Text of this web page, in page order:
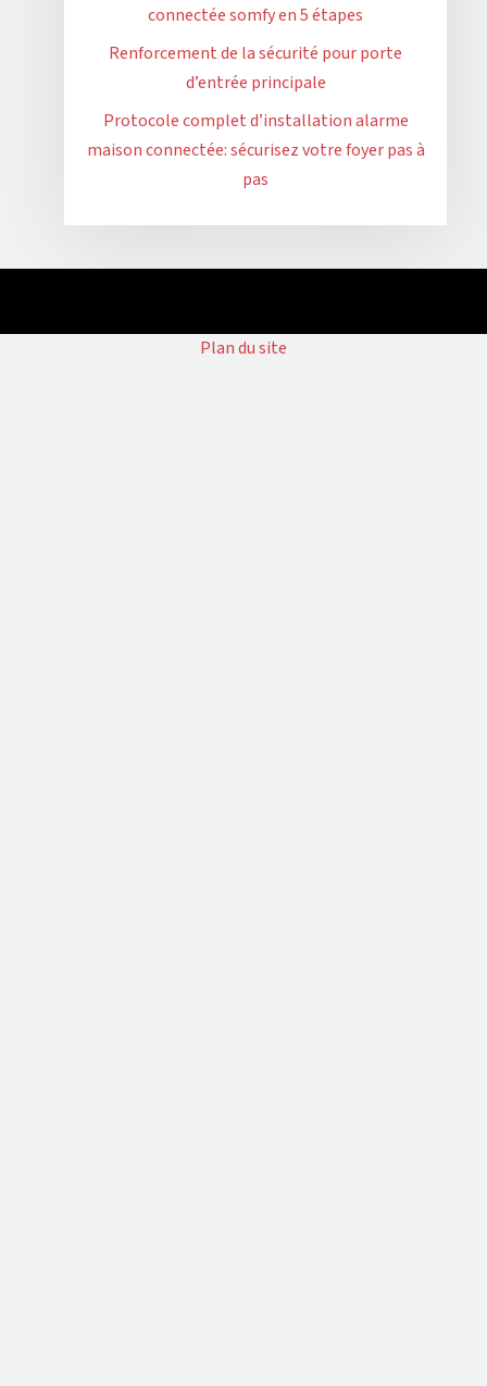
connectée somfy en 5 étapes
Renforcement de la sécurité pour porte
d’entrée principale
Protocole complet d’installation alarme
maison connectée: sécurisez votre foyer pas à
pas
Plan du site